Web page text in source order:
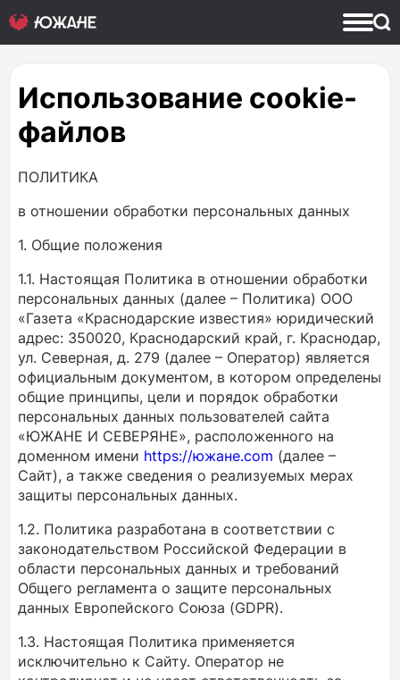
Использование cookie-
файлов
ПОЛИТИКА
в отношении обработки персональных данных
1. Общие положения
1.1. Настоящая Политика в отношении обработки
персональных данных (далее – Политика) ООО
«Газета «Краснодарские известия» юридический
адрес: 350020, Краснодарский край, г. Краснодар,
ул. Северная, д. 279 (далее – Оператор) является
официальным документом, в котором определены
общие принципы, цели и порядок обработки
персональных данных пользователей сайта
«ЮЖАНЕ И СЕВЕРЯНЕ», расположенного на
доменном имени https://южане.com (далее –
Сайт), а также сведения о реализуемых мерах
защиты персональных данных.
1.2. Политика разработана в соответствии с
законодательством Российской Федерации в
области персональных данных и требований
Общего регламента о защите персональных
данных Европейского Союза (GDPR).
1.3. Настоящая Политика применяется
исключительно к Сайту. Оператор не